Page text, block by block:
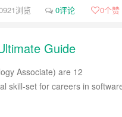
浏览 0评论 0个赞
Guide
Associate) are 12
skill-set for careers in